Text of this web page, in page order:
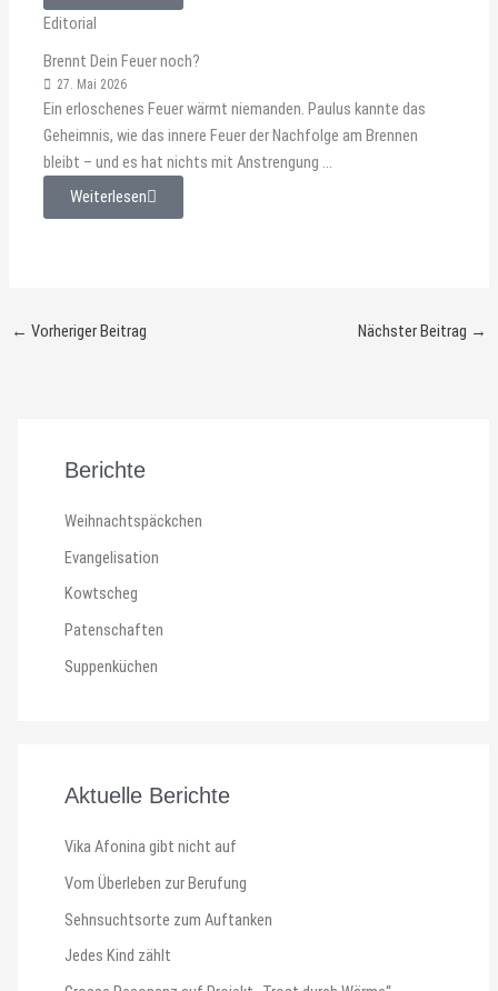
Editorial
Brennt Dein Feuer noch?
27. Mai 2026
Ein erloschenes Feuer wärmt niemanden. Paulus kannte das
Geheimnis, wie das innere Feuer der Nachfolge am Brennen
bleibt – und es hat nichts mit Anstrengung ...
Weiterlesen
← Vorheriger Beitrag Nächster Beitrag →
Berichte
Weihnachtspäckchen
Evangelisation
Kowtscheg
Patenschaften
Suppenküchen
Aktuelle Berichte
Vika Afonina gibt nicht auf
Vom Überleben zur Berufung
Sehnsuchtsorte zum Auftanken
Jedes Kind zählt